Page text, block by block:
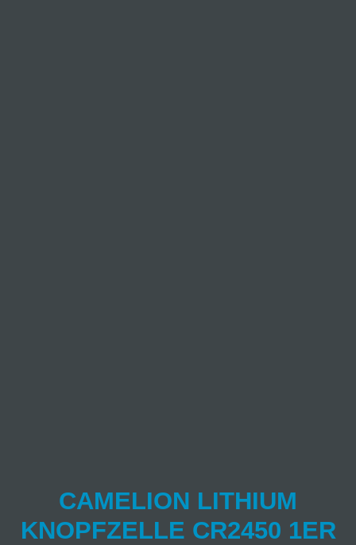
CAMELION LITHIUM
KNOPFZELLE CR2450 1ER